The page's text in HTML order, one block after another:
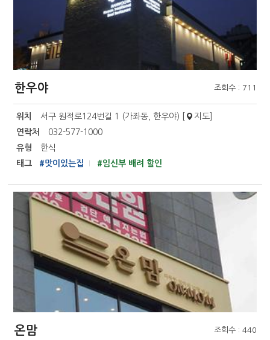
한우야 조회수 : 711
위치 서구 원적로124번길 1 (가좌동, 한우야) [ 지도]
연락처
032-577-1000
유형
한식
태그
#맛이있는집 #임신부 배려 할인
온맘 조회수 : 440